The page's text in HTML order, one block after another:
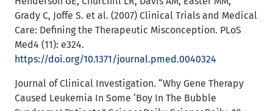
Grady C, Joffe S. et al. (2007) Clinical Trials and Medical
Care: Defining the Therapeutic Misconception. PLoS
Med4 (11): e324.
https://doi.org/10.1371/journal.pmed.0040324
Journal of Clinical Investigation. “Why Gene Therapy
Caused Leukemia In Some ‘Boy In The Bubble